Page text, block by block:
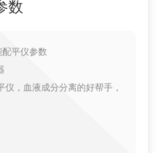
数
配平仪参数
仪，血液成分分离的好帮手，